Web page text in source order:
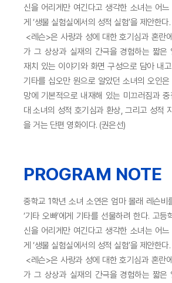
신을 어리게만 여긴다고 생각한 소녀는 어
게 ‘생물 실험실에서의 성적 실험’을 제안한다.
<레슨>은 사랑과 성에 대한 호기심과 혼란
가 그 상상과 실재의 간극을 경험하는 짧은
재치 있는 이야기와 화면 구성으로 담아 내
기타를 십오만 원으로 알았던 소녀의 오인
망에 기본적으로 내재해 있는 미끄러짐과
대 소녀의 성적 호기심과 환상, 그리고 성적
을 거는 단편 영화이다. (권은선)
PROGRAM NOTE
중학교 1학년 소녀 소연은 엄마 몰래 레슨비
‘기타 오빠’에게 기타를 선물하려 한다. 고
신을 어리게만 여긴다고 생각한 소녀는 어
게 ‘생물 실험실에서의 성적 실험’을 제안한다.
<레슨>은 사랑과 성에 대한 호기심과 혼란
가 그 상상과 실재의 간극을 경험하는 짧은